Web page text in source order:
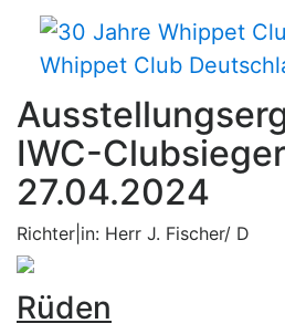
Whippet Club
IWC-
27.04.2024
Richter|in: Herr J. Fischer/ D
Rüden